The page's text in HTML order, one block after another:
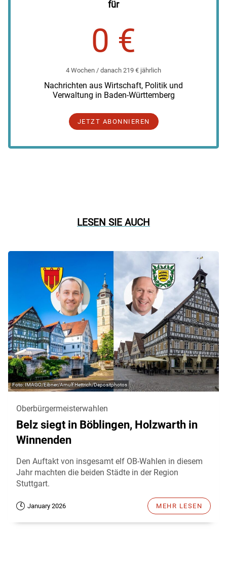
für
0 €
4 Wochen / danach 219 € jährlich
Nachrichten aus Wirtschaft, Politik und
Verwaltung in Baden-Württemberg
JETZT ABONNIEREN
LESEN SIE AUCH
IMAGO/Eibner/Arnulf Hettrich/Depositphotos
Oberbürgermeisterwahlen
Belz siegt in Böblingen, Holzwarth in
Winnenden
Den Auftakt von insgesamt elf OB-Wahlen in diesem
Jahr machten die beiden Städte in der Region
Stuttgart.
January 2026 MEHR LESEN